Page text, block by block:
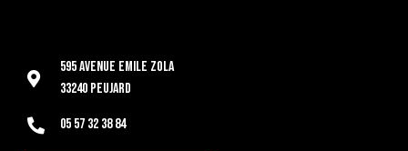
595 Avenue Emile Zola
33240 Peujard
05 57 32 38 84